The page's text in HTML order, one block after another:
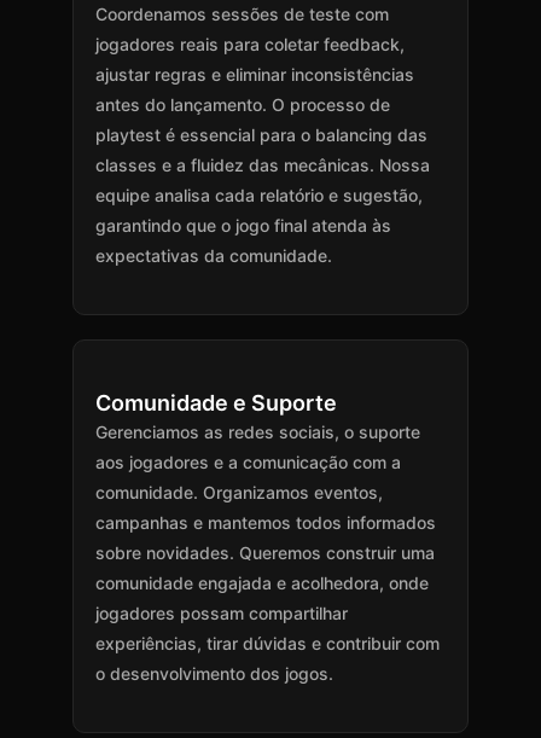
Coordenamos sessões de teste com
jogadores reais para coletar feedback,
ajustar regras e eliminar inconsistências
antes do lançamento. O processo de
playtest é essencial para o balancing das
classes e a fluidez das mecânicas. Nossa
equipe analisa cada relatório e sugestão,
garantindo que o jogo final atenda às
expectativas da comunidade.
Comunidade e Suporte
Gerenciamos as redes sociais, o suporte
aos jogadores e a comunicação com a
comunidade. Organizamos eventos,
campanhas e mantemos todos informados
sobre novidades. Queremos construir uma
comunidade engajada e acolhedora, onde
jogadores possam compartilhar
experiências, tirar dúvidas e contribuir com
o desenvolvimento dos jogos.